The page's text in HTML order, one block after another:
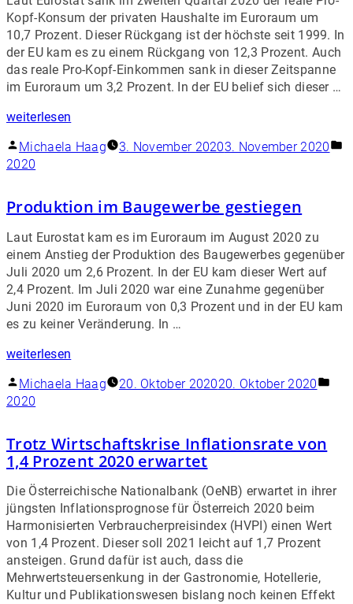
Kopf-Konsum der privaten Haushalte im Euroraum um
10,7 Prozent. Dieser Rückgang ist der höchste seit 1999. In
der EU kam es zu einem Rückgang von 12,3 Prozent. Auch
das reale Pro-Kopf-Einkommen sank in dieser Zeitspanne
im Euroraum um 3,2 Prozent. In der EU belief sich dieser …
weiterlesen
Michaela Haag
3. November 20203. November 2020
2020
Produktion im Baugewerbe gestiegen
Laut Eurostat kam es im Euroraum im August 2020 zu
einem Anstieg der Produktion des Baugewerbes gegenüber
Juli 2020 um 2,6 Prozent. In der EU kam dieser Wert auf
2,4 Prozent. Im Juli 2020 war eine Zunahme gegenüber
Juni 2020 im Euroraum von 0,3 Prozent und in der EU kam
es zu keiner Veränderung. In …
weiterlesen
Michaela Haag
20. Oktober 202020. Oktober 2020
2020
Trotz Wirtschaftskrise Inflationsrate von
1,4 Prozent 2020 erwartet
Die Österreichische Nationalbank (OeNB) erwartet in ihrer
jüngsten Inflationsprognose für Österreich 2020 beim
Harmonisierten Verbraucherpreisindex (HVPI) einen Wert
von 1,4 Prozent. Dieser soll 2021 leicht auf 1,7 Prozent
ansteigen. Grund dafür ist auch, dass die
Mehrwertsteuersenkung in der Gastronomie, Hotellerie,
Kultur und Publikationswesen bislang noch keinen Effekt